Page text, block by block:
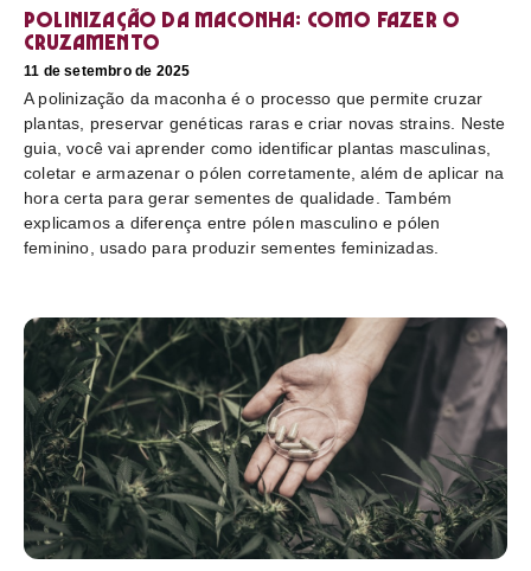
Polinização da maconha: como fazer o
cruzamento
11 de setembro de 2025
A polinização da maconha é o processo que permite cruzar
plantas, preservar genéticas raras e criar novas strains. Neste
guia, você vai aprender como identificar plantas masculinas,
coletar e armazenar o pólen corretamente, além de aplicar na
hora certa para gerar sementes de qualidade. Também
explicamos a diferença entre pólen masculino e pólen
feminino, usado para produzir sementes feminizadas.